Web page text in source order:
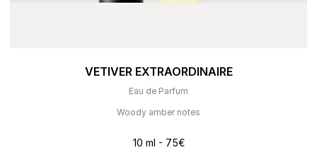
VETIVER EXTRAORDINAIRE
Eau de Parfum
Woody amber notes
10 ml - 75€